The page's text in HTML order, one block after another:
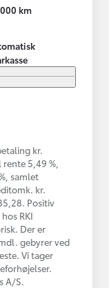
km
kr.
5,49 %,
samlet
kr.
Positiv
RKI
Der er
gebyrer ved
Vi tager
A/S.